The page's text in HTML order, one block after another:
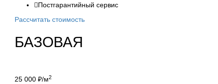
Постгарантийный сервис
Рассчитать стоимость
БАЗОВАЯ
25 000 ₽/м2